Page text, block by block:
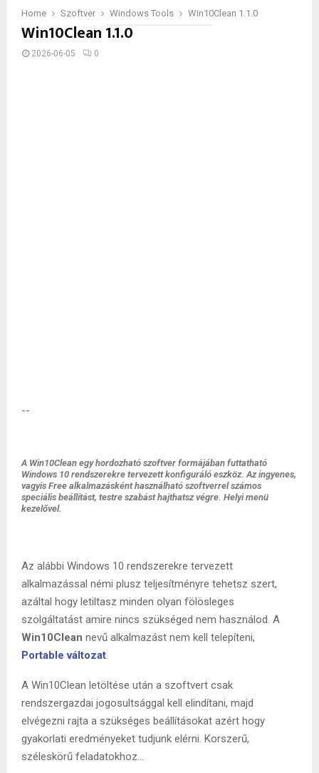
Home Szoftver Windows Tools Win10Clean 1.1.0
Win10Clean 1.1.0
2026-06-05 0
--
A Win10Clean egy hordozható szoftver formájában futtatható
Windows 10 rendszerekre tervezett konfiguráló eszköz. Az ingyenes,
vagyis Free alkalmazásként használható szoftverrel számos
speciális beállítást, testre szabást hajthatsz végre. Helyi menü
kezelővel.
Az alábbi Windows 10 rendszerekre tervezett
alkalmazással némi plusz teljesítményre tehetsz szert,
azáltal hogy letiltasz minden olyan fölösleges
szolgáltatást amire nincs szükséged nem használod. A
Win10Clean nevű alkalmazást nem kell telepíteni,
Portable változat
A Win10Clean letöltése után a szoftvert csak
rendszergazdai jogosultsággal kell elindítani, majd
elvégezni rajta a szükséges beállításokat azért hogy
gyakorlati eredményeket tudjunk elérni. Korszerű,
széleskörű feladatokhoz…